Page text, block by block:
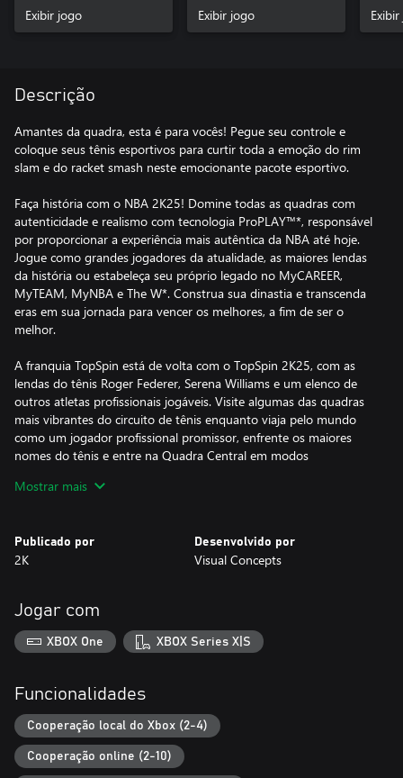
Exibir jogo Exibir jogo
Descrição
Amantes da quadra, esta é para vocês! Pegue seu controle e
coloque seus tênis esportivos para curtir toda a emoção do rim
slam e do racket smash neste emocionante pacote esportivo.
Faça história com o NBA 2K25! Domine todas as quadras com
autenticidade e realismo com tecnologia ProPLAY™*, responsável
por proporcionar a experiência mais autêntica da NBA até hoje.
Jogue como grandes jogadores da atualidade, as maiores lendas
da história ou estabeleça seu próprio legado no MyCAREER,
MyTEAM, MyNBA e The W*. Construa sua dinastia e transcenda
eras em sua jornada para vencer os melhores, a fim de ser o
melhor.
A franquia TopSpin está de volta com o TopSpin 2K25, com as
lendas do tênis Roger Federer, Serena Williams e um elenco de
outros atletas profissionais jogáveis. Visite algumas das quadras
mais vibrantes do circuito de tênis enquanto viaja pelo mundo
como um jogador profissional promissor, enfrente os maiores
nomes do tênis e entre na Quadra Central em modos
Grand Slams® históricos e muito mais!
• NBA 2K25 Edição Digital Cross-Gen
*Tecnologia ProPLAY™ e o conteúdo do The W estão disponíveis
apenas no NBA 2K25 para Xbox Series X|S.
Mostrar mais
Publicado por
2K
Desenvolvido por
Visual Concepts
Jogar com
XBOX One XBOX Series X|S
Funcionalidades
Cooperação local do Xbox (2-4)
Cooperação online (2-10)